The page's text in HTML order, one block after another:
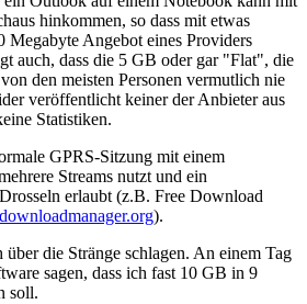
hinkommen, so dass mit etwas
Megabyte Angebot eines Providers
auch, dass die 5 GB oder gar "Flat", die
den meisten Personen vermutlich nie
veröffentlicht keiner der Anbieter aus
Statistiken.
GPRS-Sitzung mit einem
Streams nutzt und ein
erlaubt (z.B. Free Download
).
die Stränge schlagen. An einem Tag
sagen, dass ich fast 10 GB in 9
soll.